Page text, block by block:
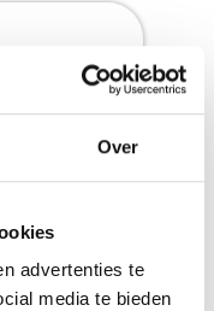
Over
advertenties te
media te bieden